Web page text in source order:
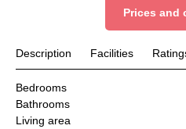
Prices and
Description Facilities
Bedrooms
Bathrooms
Living area